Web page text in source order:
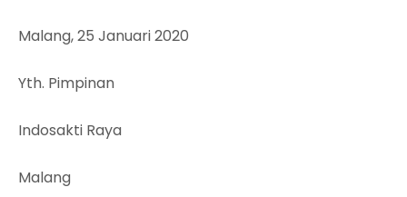
Malang, 25 Januari 2020
Yth. Pimpinan
Indosakti Raya
Malang